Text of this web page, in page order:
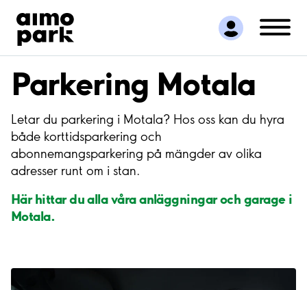
Hitta parkering
Samarbete
Kundservice
Om Aimo Park
Parkering Motala
Letar du parkering i Motala? Hos oss kan du hyra
både korttidsparkering och
abonnemangsparkering på mängder av olika
adresser runt om i stan.
Här hittar du alla våra anläggningar och garage i
Motala.